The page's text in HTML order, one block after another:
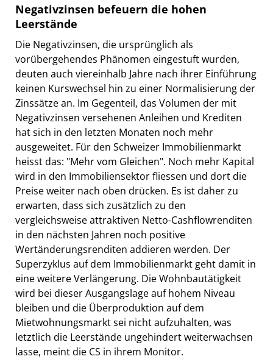
Negativzinsen befeuern die hohen
Leerstände
Die Negativzinsen, die ursprünglich als
vorübergehendes Phänomen eingestuft wurden,
deuten auch viereinhalb Jahre nach ihrer Einführung
keinen Kurswechsel hin zu einer Normalisierung der
Zinssätze an. Im Gegenteil, das Volumen der mit
Negativzinsen versehenen Anleihen und Krediten
hat sich in den letzten Monaten noch mehr
ausgeweitet. Für den Schweizer Immobilienmarkt
heisst das: "Mehr vom Gleichen". Noch mehr Kapital
wird in den Immobiliensektor fliessen und dort die
Preise weiter nach oben drücken. Es ist daher zu
erwarten, dass sich zusätzlich zu den
vergleichsweise attraktiven Netto-Cashflowrenditen
in den nächsten Jahren noch positive
Wertänderungsrenditen addieren werden. Der
Superzyklus auf dem Immobilienmarkt geht damit in
eine weitere Verlängerung. Die Wohnbautätigkeit
wird bei dieser Ausgangslage auf hohem Niveau
bleiben und die Überproduktion auf dem
Mietwohnungsmarkt sei nicht aufzuhalten, was
letztlich die Leerstände ungehindert weiterwachsen
lasse, meint die CS in ihrem Monitor.